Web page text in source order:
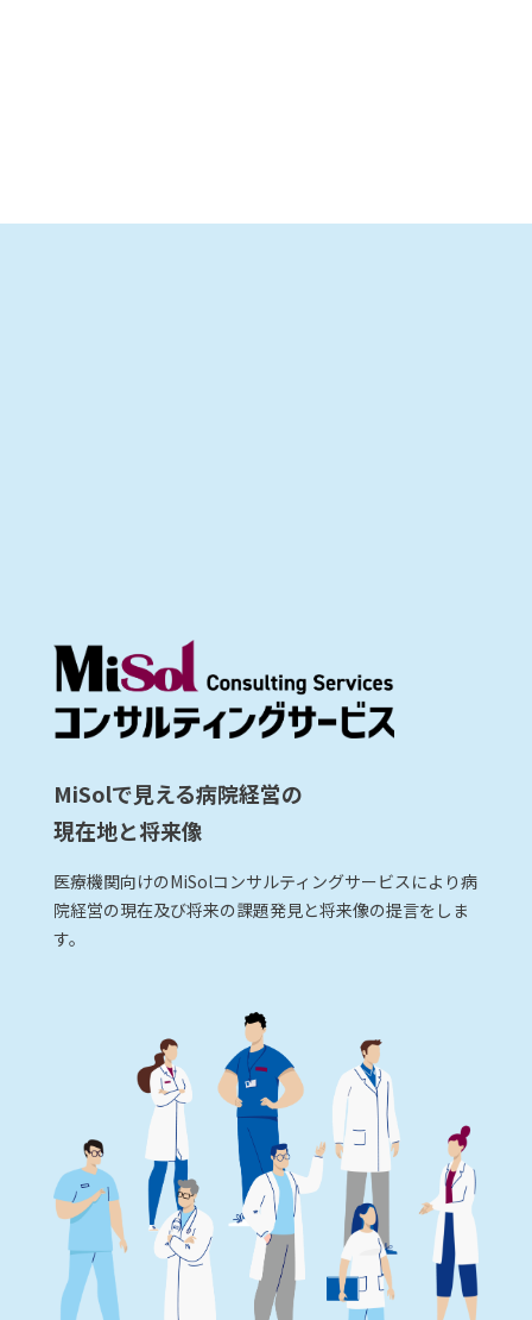
MiSolで見える病院経営の
現在地と将来像
医療機関向けのMiSolコンサルティングサービスにより病
院経営の現在及び将来の課題発見と将来像の提言をしま
す。